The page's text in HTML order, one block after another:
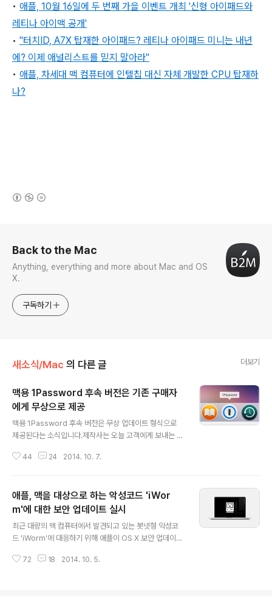
• 애플, 10월 16일에 두 번째 가을 이벤트 개최 '신형 아이패드와
레티나 아이맥 공개'
• "터치ID, A7X 탑재한 아이패드? 레티나 아이패드 미니는 내년
에? 이제 애널리스트를 믿지 말아라"
• 애플, 차세대 맥 컴퓨터에 인텔칩 대신 자체 개발한 CPU 탑재하
나?
Back to the Mac
Anything, everything and more about Mac and OS
X.
구독하기
새소식/Mac 의 다른 글 더보기
맥용 1Password 후속 버전은 기존 구매자
에게 무상으로 제공
맥용 1Password 후속 버전은 무상 업데이트 형식으로
제공된다는 소식입니다.제작사는 오늘 고객에게 보내는 이
5 for Mac'을 개발하고 있으며, 기존의 모든 버전 4 구매
겠다는 것인데, 제작사 자체 스토어는 물론 맥 앱스토어에
서 버전 4를 구매한 사용자에게도 혜택이 돌아갈 것으로
보입니다.1Password 새 버전이 나올 때마다 그동안 적게
는 20달러에서 많게는 50달러 가까운 비용이 들었다는 점
rd도 최근에 버전 5로 업그레이드되며 무료 모델로 전환한
44 24 2014. 10. 7.
애플, 맥을 대상으로 하는 악성코드 'iWor
m'에 대한 보안 업데이트 실시
최근 대량의 맥 컴퓨터에서 발견되고 있는 봇넷형 악성코
드 'iWorm'에 대응하기 위해 애플이 OS X 보안 업데이트
ect'에 해당 악성코드와 그 변종 악성코드에 대한 정의 항
72 18 2014. 10. 5.